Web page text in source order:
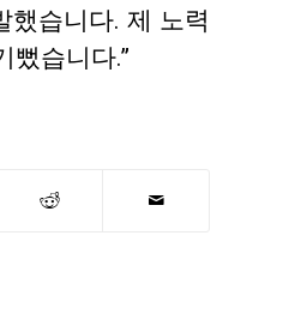
했습니다. 제 노력
뻤습니다.”